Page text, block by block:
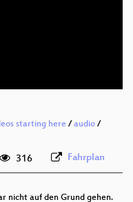
starting here/ audio/
316 Fahrplan
nicht auf den Grund gehen.